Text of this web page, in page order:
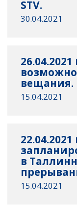
STV.
30.04.2021
вещания.
15.04.2021
в
15.04.2021